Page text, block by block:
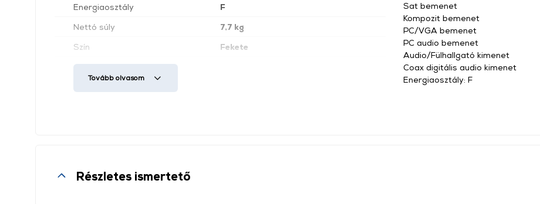
Energiaosztály
F
Nettó súly
7,7 kg
Szín
Fekete
USB csatlakozó
Tovább olvasom
Sat bemenet
Kompozit bemenet
PC/VGA bemenet
PC audio bemenet
Audio/Fülhallgató kimenet
Coax digitális audio kimenet
Energiaosztály: F
Részletes ismertető